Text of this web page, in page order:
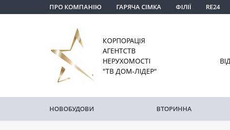
ПРО КОМПАНІЮ ГАРЯЧА СІМКА ФІЛІЇ RE24
КОРПОРАЦІЯ
АГЕНТСТВ
НЕРУХОМОСТІ
"ТВ ДОМ-ЛІДЕР"
НОВОБУДОВИ ВТОРИННА